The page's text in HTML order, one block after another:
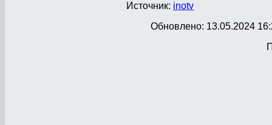
Источник: inotv
Обновлено: 13.05.2024